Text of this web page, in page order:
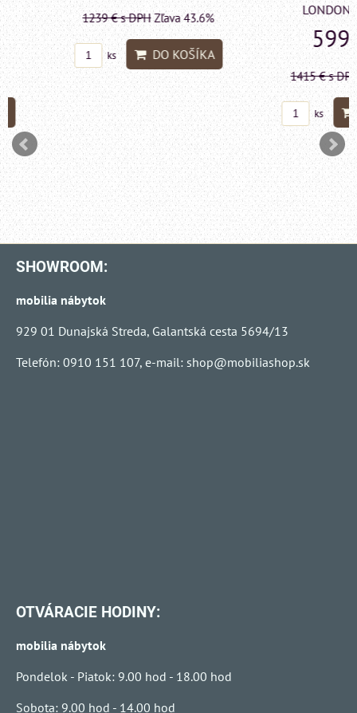
1239 €s DPH Zľava 43.6%
ks DO KOŠÍKA
LONDON
599 €s
1415 €s DPH Zľava
ks DO
SHOWROOM:
mobilia nábytok
929 01 Dunajská Streda, Galantská cesta 5694/13
Telefón: 0910 151 107, e-mail: shop@mobiliashop.sk
OTVÁRACIE HODINY:
mobilia nábytok
Pondelok - Piatok: 9.00 hod - 18.00 hod
Sobota: 9.00 hod - 14.00 hod